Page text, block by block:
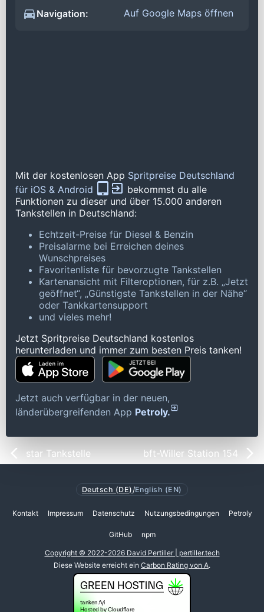
Navigation:
Auf Google Maps öffnen
Mit der kostenlosen App Spritpreise Deutschland
für iOS & Android
bekommst du alle
Funktionen zu dieser und über 15.000 anderen
Tankstellen in Deutschland:
Echtzeit-Preise für Diesel & Benzin
Preisalarme bei Erreichen deines
Wunschpreises
Favoritenliste für bevorzugte Tankstellen
Kartenansicht mit Filteroptionen, für z.B. „Jetzt
geöffnet“, „Günstigste Tankstellen in der Nähe“
oder Tankkartensupport
und vieles mehr!
Jetzt Spritpreise Deutschland kostenlos
herunterladen und immer zum besten Preis tanken!
Jetzt auch verfügbar in der neuen,
länderübergreifenden App Petroly.
star Tankstelle bft-Willer Station 154
Deutsch (DE) /English (EN)
Kontakt Impressum Datenschutz Nutzungsbedingungen Petroly
GitHub npm
Copyright © 2022-2026 David Pertiller | pertiller.tech
Diese Website erreicht ein Carbon Rating von A.